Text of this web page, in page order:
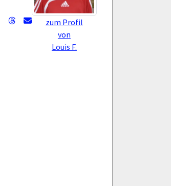
zum Profil
von
Louis F.